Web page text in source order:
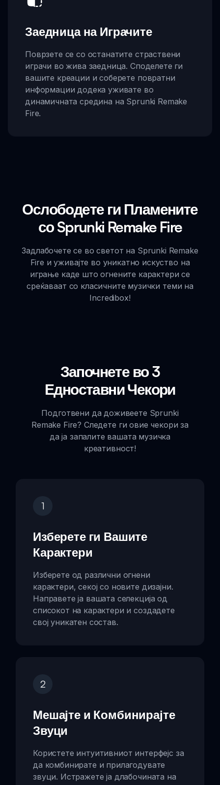
Заедница на Играчите
Поврзете се со останатите страствени
играчи во жива заедница. Споделете ги
вашите креации и соберете повратни
информации додека уживате во
динамичната средина на Sprunki Remake
Fire.
Ослободете ги Пламените
со Sprunki Remake Fire
Задлабочете се во светот на Sprunki Remake
Fire и уживајте во уникатно искуство на
играње каде што огнените карактери се
среќаваат со класичните музички теми на
Incredibox!
Започнете во 3
Едноставни Чекори
Подготвени да доживеете Sprunki
Remake Fire? Следете ги овие чекори за
да ја запалите вашата музичка
креативност!
1
Изберете ги Вашите
Карактери
Изберете од различни огнени
карактери, секој со новите дизајни.
Направете ја вашата селекција од
списокот на карактери и создадете
свој уникатен состав.
2
Мешајте и Комбинирајте
Звуци
Користете интуитивниот интерфејс за
да комбинирате и прилагодувате
звуци. Истражете ја длабочината на